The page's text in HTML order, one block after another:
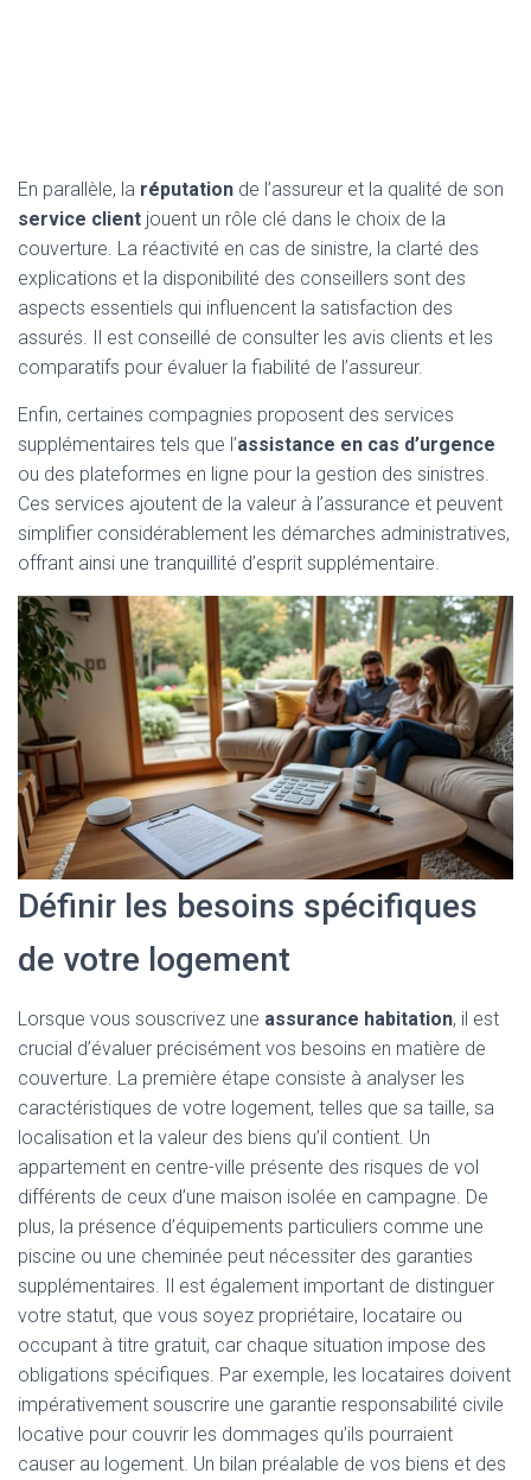
En parallèle, la réputation de l’assureur et la qualité de son
service client jouent un rôle clé dans le choix de la
couverture. La réactivité en cas de sinistre, la clarté des
explications et la disponibilité des conseillers sont des
aspects essentiels qui influencent la satisfaction des
assurés. Il est conseillé de consulter les avis clients et les
comparatifs pour évaluer la fiabilité de l’assureur.
Enfin, certaines compagnies proposent des services
supplémentaires tels que l’assistance en cas d’urgence
ou des plateformes en ligne pour la gestion des sinistres.
Ces services ajoutent de la valeur à l’assurance et peuvent
simplifier considérablement les démarches administratives,
offrant ainsi une tranquillité d’esprit supplémentaire.
Définir les besoins spécifiques
de votre logement
Lorsque vous souscrivez une assurance habitation, il est
crucial d’évaluer précisément vos besoins en matière de
couverture. La première étape consiste à analyser les
caractéristiques de votre logement, telles que sa taille, sa
localisation et la valeur des biens qu’il contient. Un
appartement en centre-ville présente des risques de vol
différents de ceux d’une maison isolée en campagne. De
plus, la présence d’équipements particuliers comme une
piscine ou une cheminée peut nécessiter des garanties
supplémentaires. Il est également important de distinguer
votre statut, que vous soyez propriétaire, locataire ou
occupant à titre gratuit, car chaque situation impose des
obligations spécifiques. Par exemple, les locataires doivent
impérativement souscrire une garantie responsabilité civile
locative pour couvrir les dommages qu’ils pourraient
causer au logement. Un bilan préalable de vos biens et des